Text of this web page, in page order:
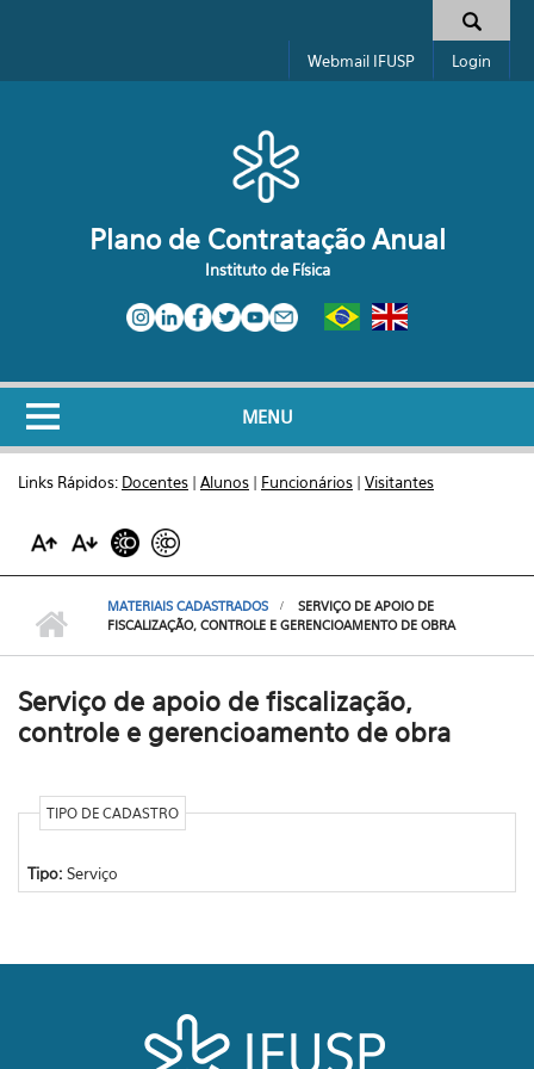
Formulário de busca
Webmail IFUSP Login
Plano de Contratação Anual
Instituto de Física
MENU
Links Rápidos: Docentes | Alunos | Funcionários | Visitantes
MATERIAIS CADASTRADOS
SERVIÇO DE APOIO DE
FISCALIZAÇÃO, CONTROLE E GERENCIOAMENTO DE OBRA
Serviço de apoio de fiscalização,
controle e gerencioamento de obra
TIPO DE CADASTRO
Tipo: Serviço